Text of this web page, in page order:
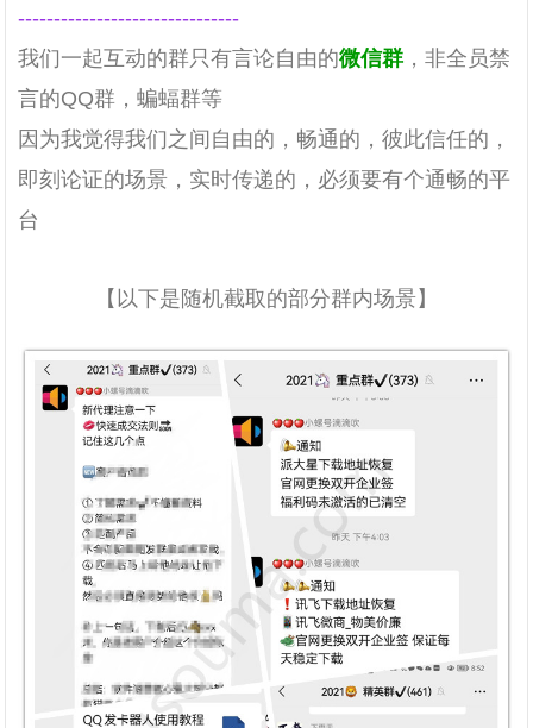
-------------------------------
我们一起互动的群只有言论自由的微信群 ，非全员禁
言的QQ群，蝙蝠群等
因为我觉得我们之间自由的，畅通的，彼此信任的，
即刻论证的场景，实时传递的，必须要有个通畅的平
台
【以下是随机截取的部分群内场景】